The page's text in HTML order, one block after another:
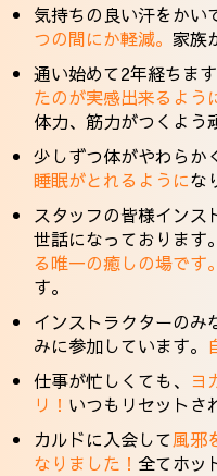
気持ちの良い汗をかい
つの間にか軽減。 家族
通い始めて2年経ちます
たのが実感出来るよう
体力、筋力がつくよう
少しずつ体がやわらか
睡眠がとれるようにな
スタッフの皆様インス
世話になっております。
る唯一の癒しの場です。
す。
インストラクターのみ
みに参加しています。
仕事が忙しくても、 ヨ
リ！ いつもリセットさ
カルドに入会して風邪
なりました！ 全てホッ